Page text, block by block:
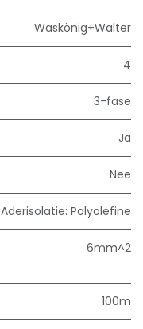
Waskönig+Walter
4
3-fase
Ja
Nee
Aderisolatie: Polyolefine
6mm^2
100m